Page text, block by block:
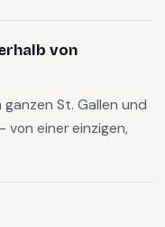
von
St. Gallen und
einer einzigen,